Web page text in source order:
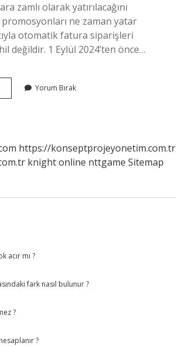
zamlı olarak yatırılacağını
ne zaman yatar
otomatik fatura siparişleri
değildir. 1 Eylül 2024’ten önce…
Yorum Bırak
https://konseptprojeyonetim.com.tr
knight online nttgame Sitemap
acır mı ?
fark nasıl bulunur ?
?
?